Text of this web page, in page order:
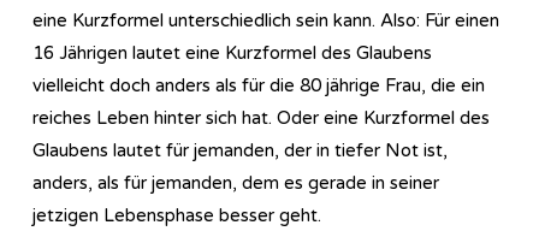
eine Kurzformel unterschiedlich sein kann. Also: Für einen
16 Jährigen lautet eine Kurzformel des Glaubens
vielleicht doch anders als für die 80 jährige Frau, die ein
reiches Leben hinter sich hat. Oder eine Kurzformel des
Glaubens lautet für jemanden, der in tiefer Not ist,
anders, als für jemanden, dem es gerade in seiner
jetzigen Lebensphase besser geht.